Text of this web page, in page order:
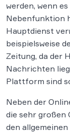
werden, wenn
Nebenfunktion
Hauptdienst
beispielsweise
Zeitung, da der
Nachrichten
Plattform sind
Neben der
die sehr großen
den